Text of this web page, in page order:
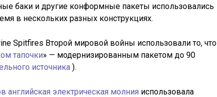
баки и другие конформные пакеты использовались
в нескольких разных конструкциях.
Spitfires Второй мировой войны использовали то, что
тапочки» — модернизированным пакетом до 90
источника ).
английская электрическая молния использовала